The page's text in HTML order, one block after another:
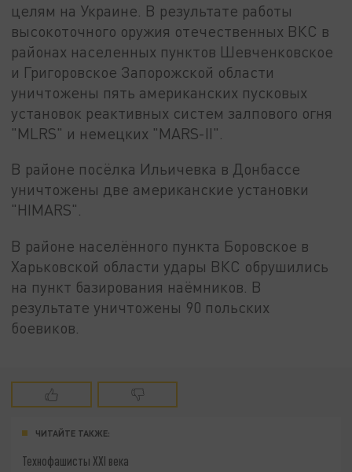
целям на Украине. В результате работы
высокоточного оружия отечественных ВКС в
районах населенных пунктов Шевченковское
и Григоровское Запорожской области
уничтожены пять американских пусковых
установок реактивных систем залпового огня
"MLRS" и немецких "MARS-II".
В районе посёлка Ильичевка в Донбассе
уничтожены две американские установки
"HIMARS".
В районе населённого пункта Боровское в
Харьковской области удары ВКС обрушились
на пункт базирования наёмников. В
результате уничтожены 90 польских
боевиков.
ЧИТАЙТЕ ТАКЖЕ:
Технофашисты XXI века